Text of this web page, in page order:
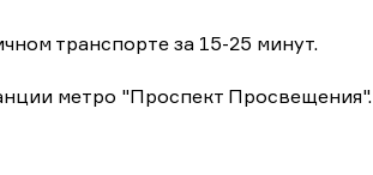
транспорте за 15-25 минут.
метро "Проспект Просвещения".